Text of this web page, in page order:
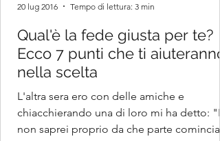
Qual'è la fede giusta per te?
Ecco 7 punti che ti aiuteranno
nella scelta
L'altra sera ero con delle amiche e
chiacchierando una di loro mi ha detto:
non saprei proprio da che parte
20 lug 2016 Tempo di lettura: 3 min